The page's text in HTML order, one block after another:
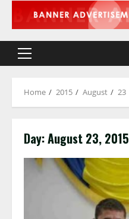
Primary
Home 2015 August 23
Day:August 23, 2015